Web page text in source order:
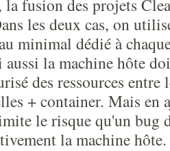
la fusion des projets
les deux cas, on
minimal dédié à
la machine hôte
des ressources entre
+ container. Mais en
le risque qu'un bug
la machine hôte.